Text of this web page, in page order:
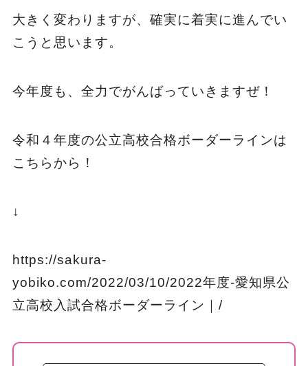
大きく変わりますが、確実に着実に進んでい
こうと思います。
今年度も、全力でがんばっていきますぜ！
令和４年度の公立高校合格ボーダーラインは
こちらから！
↓
https://sakura-
yobiko.com/2022/03/10/2022年度-愛知県公
立高校入試合格ボーダーライン｜/